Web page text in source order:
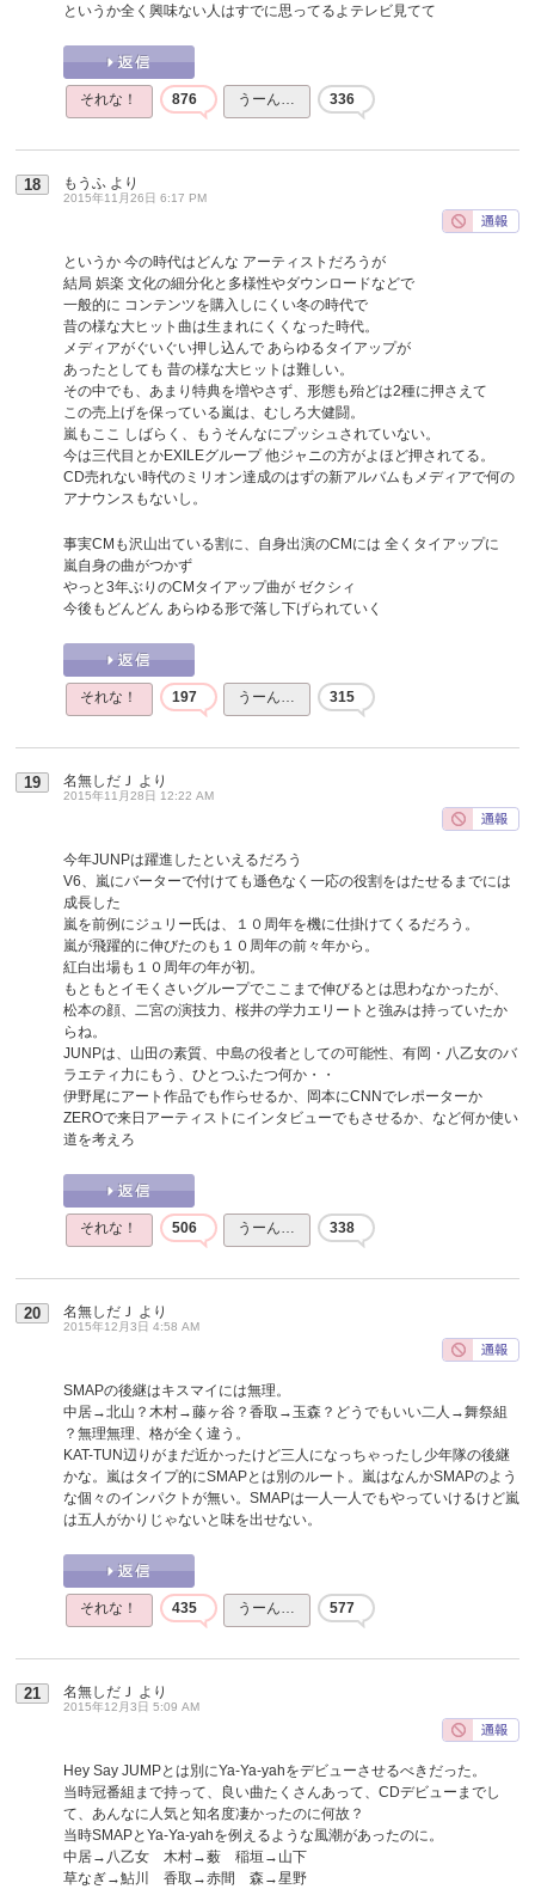
というか全く興味ない人はすでに思ってるよテレビ見てて
それな！ 876 うーん… 336
18 もうふ より
2015年11月26日 6:17 PM
というか 今の時代はどんな アーティストだろうが
結局 娯楽 文化の細分化と多様性やダウンロードなどで
一般的に コンテンツを購入しにくい冬の時代で
昔の様な大ヒット曲は生まれにくくなった時代。
メディアがぐいぐい押し込んで あらゆるタイアップが
あったとしても 昔の様な大ヒットは難しい。
その中でも、あまり特典を増やさず、形態も殆どは2種に押さえて
この売上げを保っている嵐は、むしろ大健闘。
嵐もここ しばらく、もうそんなにプッシュされていない。
今は三代目とかEXILEグループ 他ジャニの方がよほど押されてる。
CD売れない時代のミリオン達成のはずの新アルバムもメディアで何の
アナウンスもないし。
事実CMも沢山出ている割に、自身出演のCMには 全くタイアップに
嵐自身の曲がつかず
やっと3年ぶりのCMタイアップ曲が ゼクシィ
今後もどんどん あらゆる形で落し下げられていく
それな！ 197 うーん… 315
19 名無しだＪ より
2015年11月28日 12:22 AM
今年JUNPは躍進したといえるだろう
V6、嵐にバーターで付けても遜色なく一応の役割をはたせるまでには
成長した
嵐を前例にジュリー氏は、１０周年を機に仕掛けてくるだろう。
嵐が飛躍的に伸びたのも１０周年の前々年から。
紅白出場も１０周年の年が初。
もともとイモくさいグループでここまで伸びるとは思わなかったが、
松本の顔、二宮の演技力、桜井の学力エリートと強みは持っていたか
らね。
JUNPは、山田の素質、中島の役者としての可能性、有岡・八乙女のバ
ラエティ力にもう、ひとつふたつ何か・・
伊野尾にアート作品でも作らせるか、岡本にCNNでレポーターか
ZEROで来日アーティストにインタビューでもさせるか、など何か使い
道を考えろ
それな！ 506 うーん… 338
20 名無しだＪ より
2015年12月3日 4:58 AM
SMAPの後継はキスマイには無理。
中居→北山？木村→藤ヶ谷？香取→玉森？どうでもいい二人→舞祭組
？無理無理、格が全く違う。
KAT-TUN辺りがまだ近かったけど三人になっちゃったし少年隊の後継
かな。嵐はタイプ的にSMAPとは別のルート。嵐はなんかSMAPのよう
な個々のインパクトが無い。SMAPは一人一人でもやっていけるけど嵐
は五人がかりじゃないと味を出せない。
それな！ 435 うーん… 577
21 名無しだＪ より
2015年12月3日 5:09 AM
Hey Say JUMPとは別にYa-Ya-yahをデビューさせるべきだった。
当時冠番組まで持って、良い曲たくさんあって、CDデビューまでし
て、あんなに人気と知名度凄かったのに何故？
当時SMAPとYa-Ya-yahを例えるような風潮があったのに。
中居→八乙女 木村→薮 稲垣→山下
草なぎ→鮎川 香取→赤間 森→星野